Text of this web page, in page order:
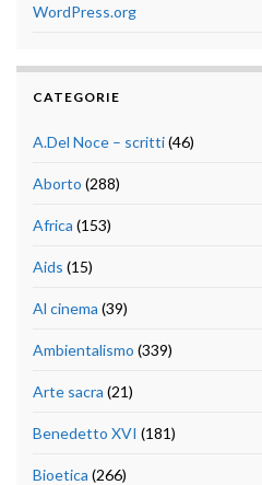
WordPress.org
CATEGORIE
A.Del Noce – scritti(46)
Aborto (288)
Africa (153)
Aids (15)
Al cinema (39)
Ambientalismo (339)
Arte sacra (21)
Benedetto XVI (181)
Bioetica (266)